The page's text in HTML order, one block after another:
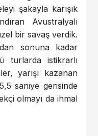
şakayla karışık
Avustralyalı
bir savaş verdik.
sonuna kadar
turlarda istikrarlı
yarışı kazanan
saniye gerisinde
olmayı da ihmal